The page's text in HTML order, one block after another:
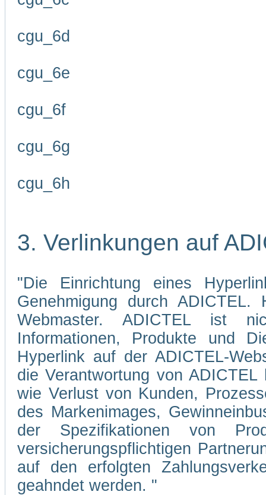
cgu_6d
cgu_6e
cgu_6f
cgu_6g
cgu_6h
3. Verlinkungen auf
"Die Einrichtung eines
Genehmigung durch
Webmaster. ADICTEL ist
Informationen, Produkte und
Hyperlink auf der ADICTEL-
die Verantwortung von
wie Verlust von Kunden,
des Markenimages,
der Spezifikationen von
versicherungspflichtigen
auf den erfolgten
geahndet werden. "